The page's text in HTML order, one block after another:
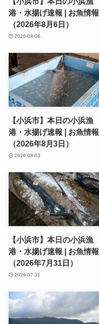
港・水揚げ速報 | お魚情報
（2026年8月6日）
2026-08-06
【小浜市】本日の小浜漁
港・水揚げ速報 | お魚情報
（2026年8月3日）
2026-08-03
【小浜市】本日の小浜漁
港・水揚げ速報 | お魚情報
（2026年7月31日）
2026-07-31